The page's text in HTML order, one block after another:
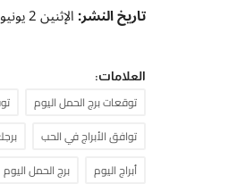
تاريخ النشر:الإثنين 2 يونيو 2026
العلامات:
توقعات برج الحمل اليوم
توافق الأبراج في الحب
أبراج اليوم
برج الحمل اليوم